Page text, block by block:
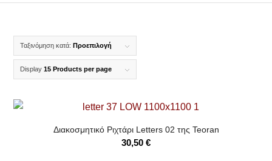
Ταξινόμηση κατά:Προεπιλογή
Display15 Products per page
Διακοσμητικό Ριχτάρι Letters 02 της Teoran
30,50 €